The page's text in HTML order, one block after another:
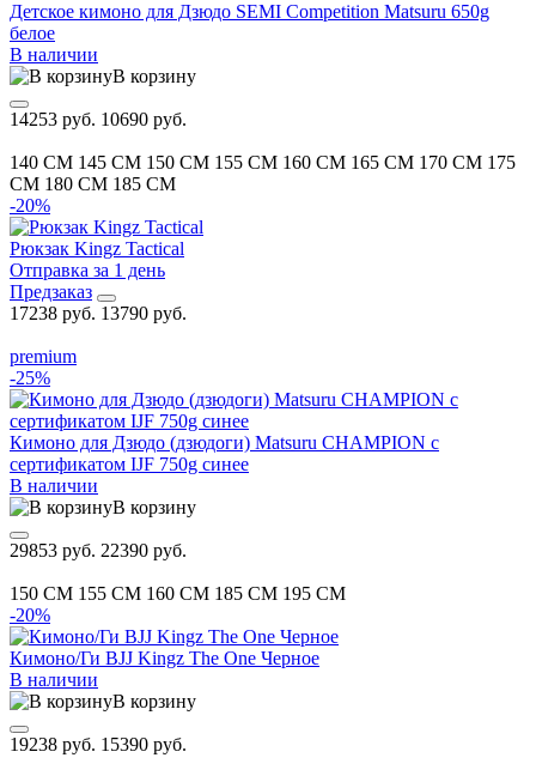
Детское кимоно для Дзюдо SEMI Competition Matsuru 650g
белое
В наличии
В корзину
14253 руб. 10690 руб.
140 CM 145 CM 150 CM 155 CM 160 CM 165 CM 170 CM 175
CM 180 CM 185 CM
-20%
Рюкзак Kingz Tactical
Отправка за 1 день
Предзаказ
17238 руб. 13790 руб.
premium
-25%
Кимоно для Дзюдо (дзюдоги) Matsuru CHAMPION с
сертификатом IJF 750g синее
В наличии
В корзину
29853 руб. 22390 руб.
150 CM 155 CM 160 CM 185 CM 195 CM
-20%
Кимоно/Ги BJJ Kingz The One Черное
В наличии
В корзину
19238 руб. 15390 руб.